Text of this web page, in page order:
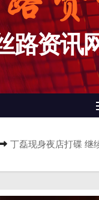
路资讯
丁磊现身夜店打碟 继